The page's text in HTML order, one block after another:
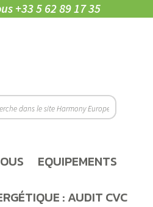
+33 5 62 89 17 35
EQUIPEMENTS
: AUDIT CVC